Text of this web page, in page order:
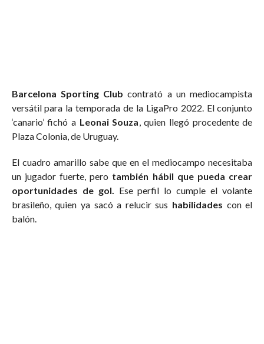
Barcelona Sporting Club contrató a un mediocampista
versátil para la temporada de la LigaPro 2022. El conjunto
‘canario’ fichó a Leonai Souza, quien llegó procedente de
Plaza Colonia, de Uruguay.
El cuadro amarillo sabe que en el mediocampo necesitaba
un jugador fuerte, pero también hábil que pueda crear
oportunidades de gol. Ese perfil lo cumple el volante
brasileño, quien ya sacó a relucir sus habilidades con el
balón.